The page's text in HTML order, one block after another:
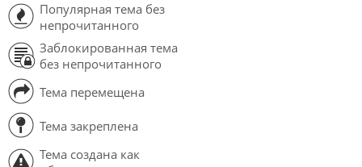
Популярная тема без
непрочитанного
Заблокированная тема
без непрочитанного
Тема перемещена
Тема закреплена
Тема создана как